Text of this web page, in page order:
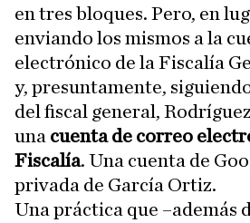
en tres bloques. Pero, en
enviando los mismos a la
electrónico de la Fiscalía
y, presuntamente,
del fiscal general,
una cuenta de correo
Fiscalía. Una cuenta de
privada de García Ortiz.
Una práctica que –además